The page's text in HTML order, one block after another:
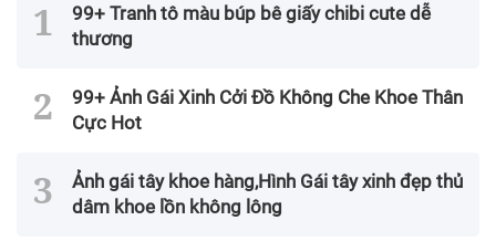
99+ Tranh tô màu búp bê giấy chibi cute dễ
thương
99+ Ảnh Gái Xinh Cởi Đồ Không Che Khoe Thân
Cực Hot
Ảnh gái tây khoe hàng,Hình Gái tây xinh đẹp thủ
dâm khoe lồn không lông